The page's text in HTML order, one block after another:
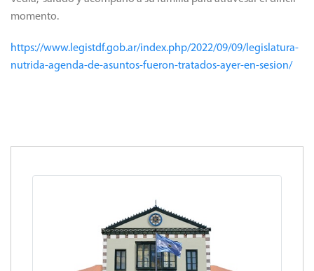
momento.
https://www.legistdf.gob.ar/index.php/2022/09/09/legislatura-
nutrida-agenda-de-asuntos-fueron-tratados-ayer-en-sesion/